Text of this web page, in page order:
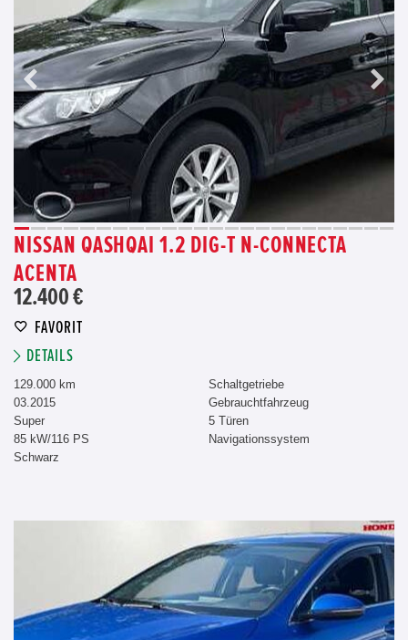
NISSAN QASHQAI 1.2 DIG-T N-CONNECTA
ACENTA
12.400 €
FAVORIT
DETAILS
129.000 km
03.2015
Super
85 kW/116 PS
Schwarz
Schaltgetriebe
Gebrauchtfahrzeug
5 Türen
Navigationssystem